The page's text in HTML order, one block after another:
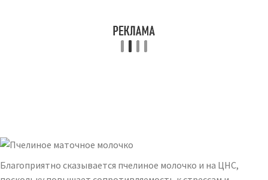
Благоприятно сказывается пчелиное молочко и на ЦНС,